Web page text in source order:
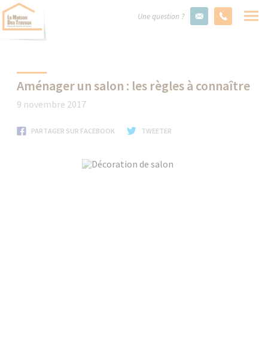
Une question ?
Aménager un salon : les règles à connaître
9 novembre 2017
PARTAGER SUR FACEBOOK TWEETER